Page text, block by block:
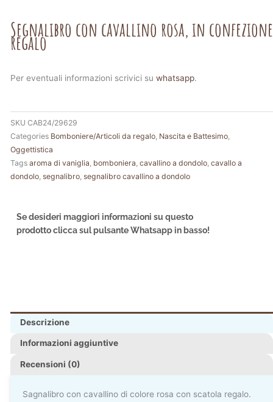
Segnalibro con cavallino rosa, in confezione
regalo
Per eventuali informazioni scrivici su whatsapp.
SKU CAB24/29629
Categories Bomboniere/Articoli da regalo Nascita e Battesimo
Oggettistica
Tags aroma di vaniglia bomboniera cavallino a dondolo cavallo a
dondolo segnalibro segnalibro cavallino a dondolo
Se desideri maggiori informazioni su questo
prodotto clicca sul pulsante Whatsapp in basso!
Descrizione
Informazioni aggiuntive
Recensioni (0)
Sagnalibro con cavallino di colore rosa con scatola regalo.